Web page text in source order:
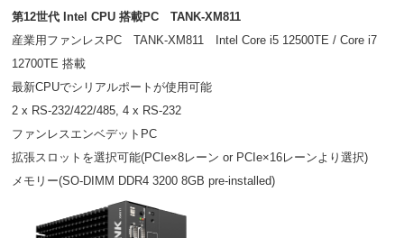
第12世代 Intel CPU 搭載PC TANK-XM811
産業用ファンレスPC TANK-XM811 Intel Core i5 12500TE / Core i7
12700TE 搭載
最新CPUでシリアルポートが使用可能
2 x RS-232/422/485, 4 x RS-232
ファンレスエンベデットPC
拡張スロットを選択可能(PCIe×8レーン or PCIe×16レーンより選択)
メモリー(SO-DIMM DDR4 3200 8GB pre-installed)